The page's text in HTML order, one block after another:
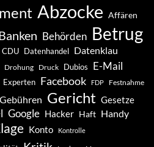
Abzocke Affären
Behörden Betrug
CDU Datenhandel Datenklau
Drohung Druck Dubios E-Mail
Experten Facebook FDP Festnahme
Gebühren Gericht Gesetze
Google Hacker Haft Handy
Konto Kontrolle